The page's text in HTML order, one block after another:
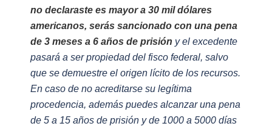
no declaraste es mayor a 30 mil dólares
americanos, serás sancionado con una pena
de 3 meses a 6 años de prisión y el excedente
pasará a ser propiedad del fisco federal, salvo
que se demuestre el origen lícito de los recursos.
En caso de no acreditarse su legítima
procedencia, además puedes alcanzar una pena
de 5 a 15 años de prisión y de 1000 a 5000 días